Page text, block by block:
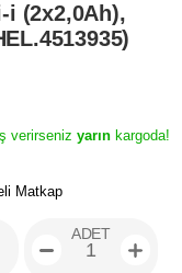
i (2x2,0Ah),
verirseniz yarın kargoda!
Matkap
ADET